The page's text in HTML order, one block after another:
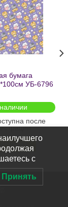
Добавить
в список
желаний
бумага
УБ-6796
после
с
Принять